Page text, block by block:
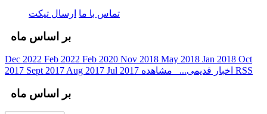
تماس با ما ارسال تیکت
بر اساس ماه
Dec 2022 Feb 2022 Feb 2020 Nov 2018 May 2018 Jan 2018 Oct
2017 Sept 2017Aug 2017 Jul 2017 اخبار قدیمی... مشاهده RSS
بر اساس ماه